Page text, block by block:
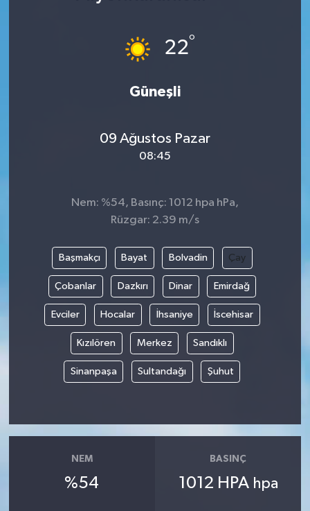
22°
Güneşli
09 Ağustos Pazar
08:45
Nem: %54, Basınç: 1012 hpa hPa,
Rüzgar: 2.39 m/s
Başmakçı Bayat Bolvadin Çay
Çobanlar Dazkırı Dinar Emirdağ
Evciler Hocalar İhsaniye İscehisar
Kızılören Merkez Sandıklı
Sinanpaşa Sultandağı Şuhut
NEM
%54
BASINÇ
1012 HPA hpa
DÜNYA
MEDYA
OTOMOTİV
TEKNOLOJİ
YAŞAM